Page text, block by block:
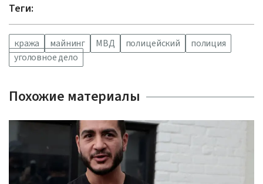
Теги:
кража майнинг МВД полицейский
полиция
уголовное дело
Похожие материалы